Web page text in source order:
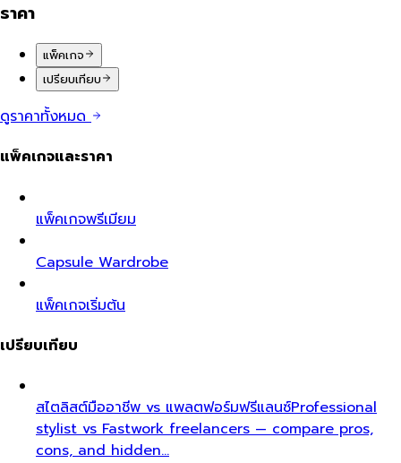
ราคา
แพ็คเกจ
เปรียบเทียบ
ดูราคาทั้งหมด
แพ็คเกจและราคา
แพ็คเกจพรีเมียม
Capsule Wardrobe
แพ็คเกจเริ่มต้น
เปรียบเทียบ
สไตลิสต์มืออาชีพ vs แพลตฟอร์มฟรีแลนซ์Professional
stylist vs Fastwork freelancers — compare pros,
cons, and hidden…